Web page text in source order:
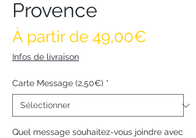
Provence
À partir de 49,00€
Infos de livraison
Carte Message (2,50€) *
Quel message souhaitez-vous joindre avec